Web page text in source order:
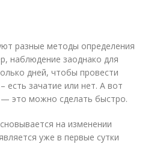
разные методы определения
наблюдение заоднако для
дней, чтобы провести
есть зачатие или нет. А вот
— это можно сделать быстро.
на изменении
уже в первые сутки